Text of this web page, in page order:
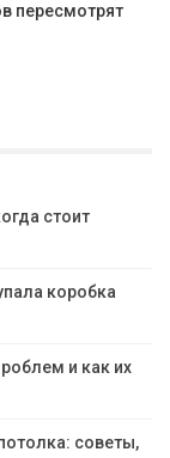
пересмотрят
стоит
коробка
и как их
советы,